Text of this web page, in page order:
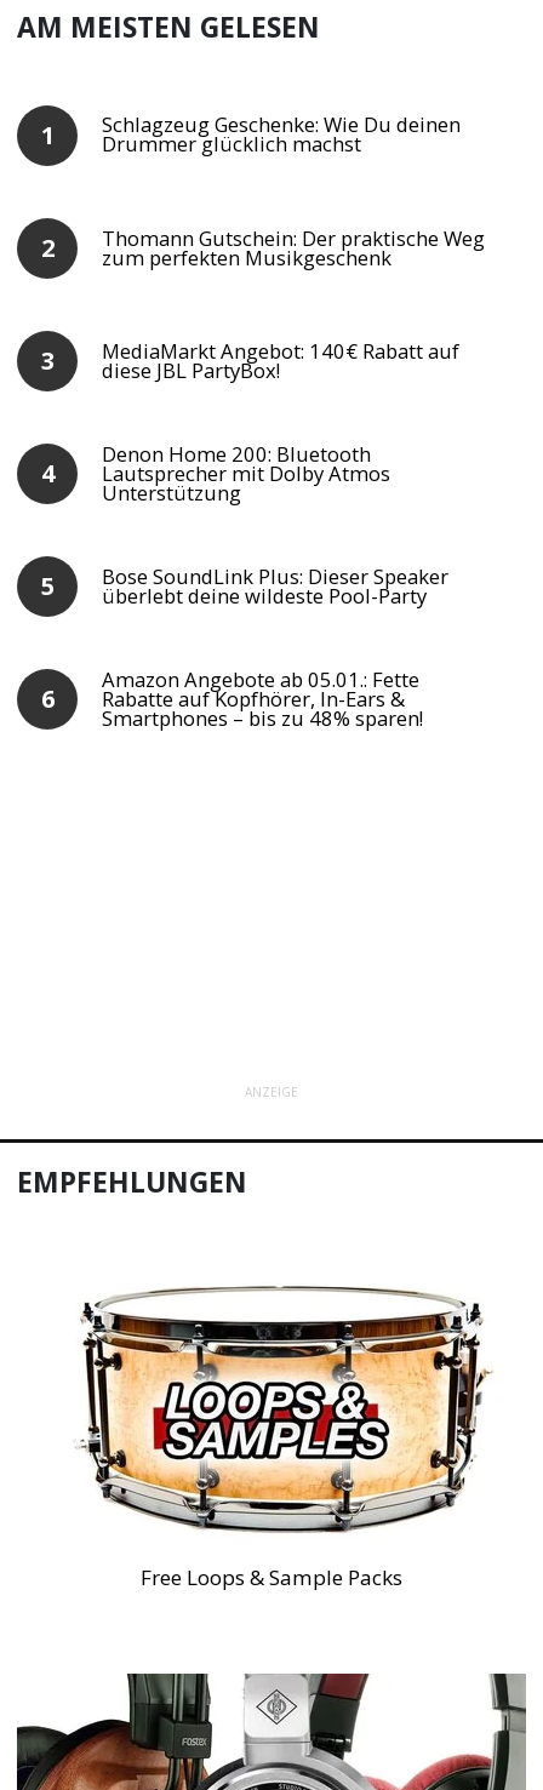
AM MEISTEN GELESEN
Schlagzeug Geschenke: Wie Du deinen
Drummer glücklich machst
Thomann Gutschein: Der praktische Weg
zum perfekten Musikgeschenk
MediaMarkt Angebot: 140€ Rabatt auf
diese JBL PartyBox!
Denon Home 200: Bluetooth
Lautsprecher mit Dolby Atmos
Unterstützung
Bose SoundLink Plus: Dieser Speaker
überlebt deine wildeste Pool-Party
Amazon Angebote ab 05.01.: Fette
Rabatte auf Kopfhörer, In-Ears &
Smartphones – bis zu 48% sparen!
ANZEIGE
EMPFEHLUNGEN
Free Loops & Sample Packs